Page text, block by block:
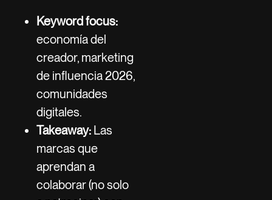
Keyword focus:
economía del
creador, marketing
de influencia 2026,
comunidades
digitales.
Takeaway: Las
marcas que
aprendan a
colaborar (no solo